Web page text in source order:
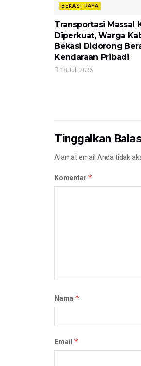
BEKASI RAYA
Transportasi Massal
Diperkuat, Warga
Bekasi Didorong
Kendaraan Pribadi
18 Juli 2026
Tinggalkan
Alamat email Anda tidak
Komentar *
Nama *
Email *